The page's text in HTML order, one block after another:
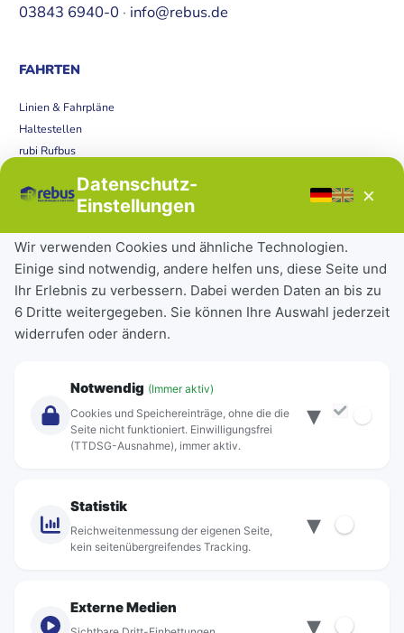
03843 6940-0 · info@rebus.de
FAHRTEN
Linien & Fahrpläne
Haltestellen
rubi Rufbus
Störungen
Tickets & Tarife
Deutschlandticket
Schülerkarte
Einzeltickets
Abonnements
Über Rebus
Standorte
Datenschutz-
Einstellungen
×
Wir verwenden Cookies und ähnliche Technologien.
Einige sind notwendig, andere helfen uns, diese Seite und
Ihr Erlebnis zu verbessern. Dabei werden Daten an bis zu
6 Dritte weitergegeben. Sie können Ihre Auswahl jederzeit
widerrufen oder ändern.
Notwendig (Immer aktiv)
Cookies und Speichereinträge, ohne die die
Seite nicht funktioniert. Einwilligungsfrei
(TTDSG-Ausnahme), immer aktiv.
▾
Statistik
Reichweitenmessung der eigenen Seite,
kein seitenübergreifendes Tracking.
▾
Externe Medien
▾